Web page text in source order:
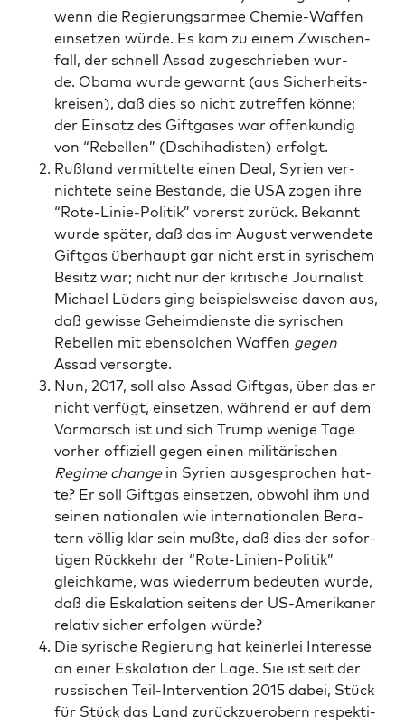
wenn die Regie­rungs­ar­mee Che­mie-Waf­fen
ein­set­zen wür­de. Es kam zu einem Zwi­schen­
fall, der schnell Assad zuge­schrie­ben wur­
de. Oba­ma wur­de gewarnt (aus Sicher­heits­
krei­sen), daß dies so nicht zutref­fen kön­ne;
der Ein­satz des Gift­ga­ses war offen­kun­dig
von “Rebel­len” (Dschi­ha­dis­ten) erfolgt.
Ruß­land ver­mit­tel­te einen Deal, Syri­en ver­
nich­te­te sei­ne Bestän­de, die USA zogen ihre
“Rote-Linie-Poli­tik” vor­erst zurück. Bekannt
wur­de spä­ter, daß das im August ver­wen­de­te
Gift­gas über­haupt gar nicht erst in syri­schem
Besitz war; nicht nur der kri­ti­sche Jour­na­list
Micha­el Lüders ging bei­spiels­wei­se davon aus,
daß gewis­se Geheim­diens­te die syri­schen
Rebel­len mit eben­sol­chen Waf­fen gegen
Assad versorgte.
Nun, 2017, soll also Assad Gift­gas, über das er
nicht ver­fügt, ein­set­zen, wäh­rend er auf dem
Vor­marsch ist und sich Trump weni­ge Tage
vor­her offi­zi­ell gegen einen mili­tä­ri­schen
Regime chan­gein Syri­en aus­ge­spro­chen hat­
te? Er soll Gift­gas ein­set­zen, obwohl ihm und
sei­nen natio­na­len wie inter­na­tio­na­len Bera­
tern völ­lig klar sein muß­te, daß dies der sofor­
ti­gen Rück­kehr der “Rote-Lini­en-Poli­tik”
gleich­kä­me, was wie­der­rum bedeu­ten wür­de,
daß die Eska­la­ti­on sei­tens der US-Ame­ri­ka­ner
rela­tiv sicher erfol­gen würde?
Die syri­sche Regie­rung hat kei­ner­lei Inter­es­se
an einer Eska­la­ti­on der Lage. Sie ist seit der
rus­si­schen Teil-Inter­ven­ti­on 2015 dabei, Stück
für Stück das Land zurück­zu­er­obern respek­ti­